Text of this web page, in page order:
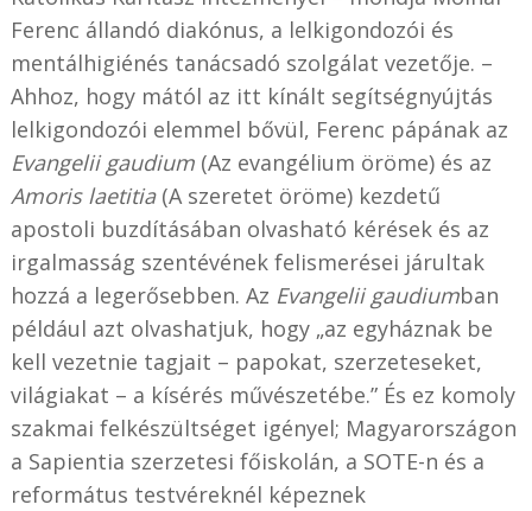
Ferenc állandó diakónus, a lelkigondozói és
mentálhigiénés tanácsadó szolgálat vezetője. –
Ahhoz, hogy mától az itt kínált segítségnyújtás
lelkigondozói elemmel bővül, Ferenc pápának az
Evangelii gaudium(Az evangélium öröme) és az
Amoris laetitia(A szeretet öröme) kezdetű
apostoli buzdításában olvasható kérések és az
irgalmasság szentévének felismerései járultak
hozzá a legerősebben. Az Evangelii gaudiumban
például azt olvashatjuk, hogy „az egyháznak be
kell vezetnie tagjait – papokat, szerzeteseket,
világiakat – a kísérés művészetébe.” És ez komoly
szakmai felkészültséget igényel; Magyarországon
a Sapientia szerzetesi főiskolán, a SOTE-n és a
református testvéreknél képeznek